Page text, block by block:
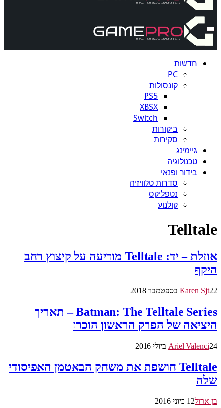
חדשות
PC
קונסולות
PS5
XBSX
Switch
ביקורות
סקירות
גיימינג
טכנולוגיה
בידור ופנאי
סדרות טלוויזיה
נטפליקס
קולנוע
Telltale
אוזלת – יד: Telltale מודיעה על קיצוץ רחב
היקף
Karen Sjt22 בספטמבר 2018
Batman: The Telltale Series – תאריך
היציאה של הפרק הראשון הוכרז
Ariel Valenci24 ביולי 2016
Telltale חושפת את משחק הבאטמן האפיסודי
שלה
בן ארול12 ביוני 2016